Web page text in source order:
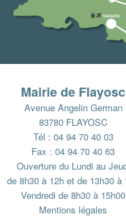
Mairie de Flayosc
Avenue Angelin German
83780 FLAYOSC
Tél : 04 94 70 40 03
Fax : 04 94 70 40 63
Ouverture du Lundi au
de 8h30 à 12h et de 13h30 à
Vendredi de 8h30 à 15h00
Mentions légales